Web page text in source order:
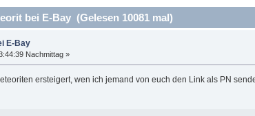
bei E-Bay (Gelesen 10081 mal)
E-Bay
Nachmittag »
ersteigert, wen ich jemand von euch den Link als PN